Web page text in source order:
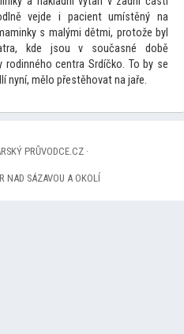
vejde i pacient umístěný na
s malými dětmi, protože byl
kde jsou v současné době
rodinného centra Srdíčko. To by se
nyní, mělo přestěhovat na jaře.
PRŮVODCE.CZ ·
NAD SÁZAVOU A OKOLÍ